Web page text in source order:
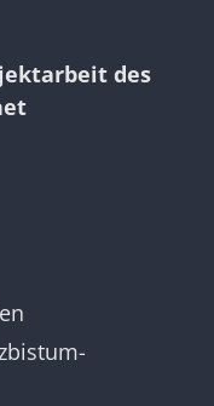
des